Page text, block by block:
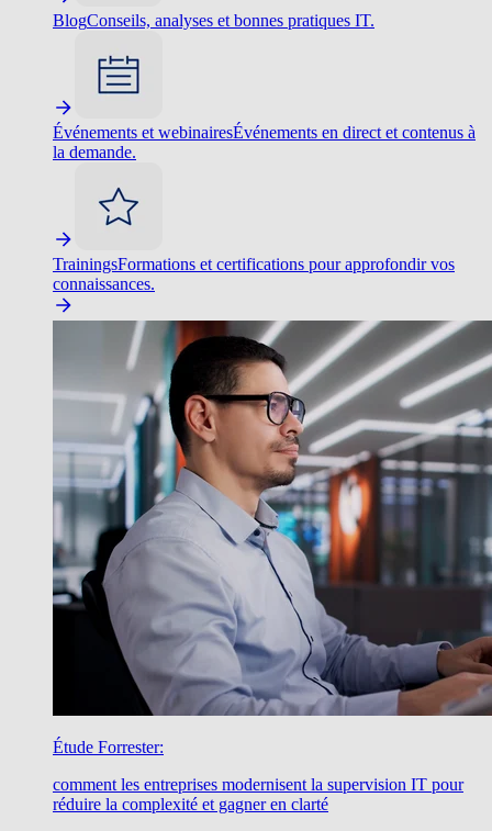
BlogConseils, analyses et bonnes pratiques IT.
Événements et webinairesÉvénements en direct et contenus à
la demande.
TrainingsFormations et certifications pour approfondir vos
connaissances.
Étude Forrester:
comment les entreprises modernisent la supervision IT pour
réduire la complexité et gagner en clarté